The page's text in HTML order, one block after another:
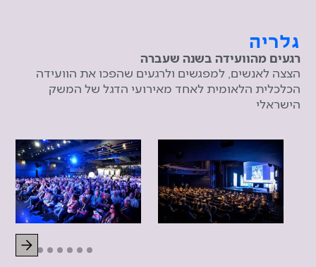
גלריה
רגעים מהוועידה בשנה שעברה
הצצה לאנשים, למפגשים ולרגעים שהפכו את הוועידה
הכלכלית הלאומית לאחד מאירועי הדגל של המשק
הישראלי